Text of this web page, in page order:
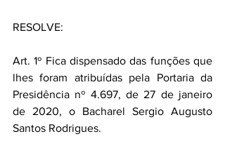
RESOLVE:
Art. 1º Fica dispensado das funções que
lhes foram atribuídas pela Portaria da
Presidência nº 4.697, de 27 de janeiro
de 2020, o Bacharel Sergio Augusto
Santos Rodrigues.